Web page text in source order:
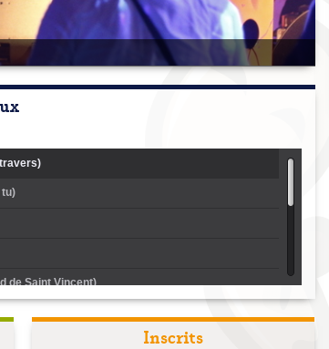
tu)
de Saint Vincent)
Inscrits